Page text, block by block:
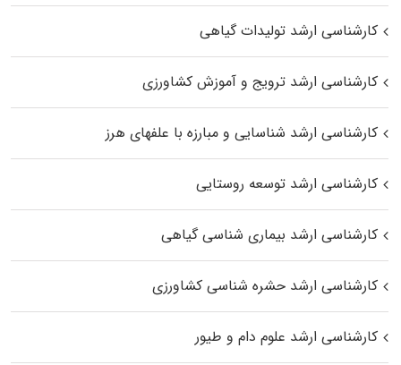
کارشناسی ارشد تولیدات گیاهی
کارشناسی ارشد ترویج و آموزش کشاورزی
کارشناسی ارشد شناسایی و مبارزه با علفهای هرز
کارشناسی ارشد توسعه روستایی
کارشناسی ارشد بیماری‌ شناسی گیاهی
کارشناسی ارشد حشره‌ شناسی کشاورزی
کارشناسی ارشد علوم دام و طیور